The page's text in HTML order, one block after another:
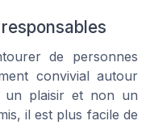
de personnes
convivial autour
un plaisir et non un
il est plus facile de